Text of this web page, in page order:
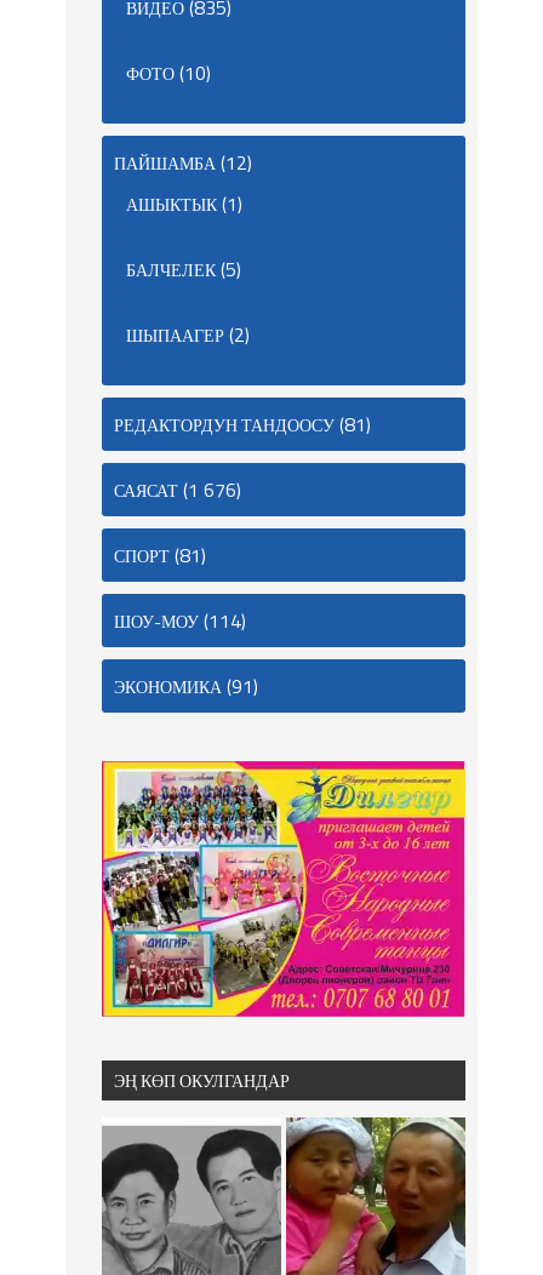
ВИДЕО(835)
ФОТО(10)
ПАЙШАМБА(12)
АШЫКТЫК(1)
БАЛЧЕЛЕК(5)
ШЫПААГЕР(2)
РЕДАКТОРДУН ТАНДООСУ(81)
САЯСАТ(1 676)
СПОРТ(81)
ШОУ-МОУ(114)
ЭКОНОМИКА(91)
ЭҢ КӨП ОКУЛГАНДАР